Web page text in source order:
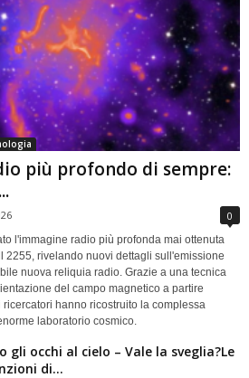
più profondo di sempre:
0
l'immagine radio più profonda mai ottenuta
2255, rivelando nuovi dettagli sull'emissione
nuova reliquia radio. Grazie a una tecnica
del campo magnetico a partire
hanno ricostruito la complessa
laboratorio cosmico.
gli occhi al cielo – Vale la sveglia?Le
di...